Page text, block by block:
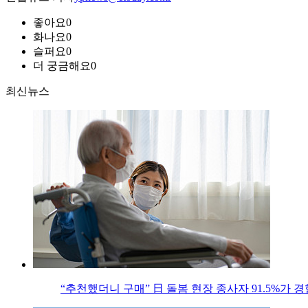
좋아요0
화나요0
슬퍼요0
더 궁금해요0
최신뉴스
“추천했더니 구매” 日 돌봄 현장 종사자 91.5%가 경